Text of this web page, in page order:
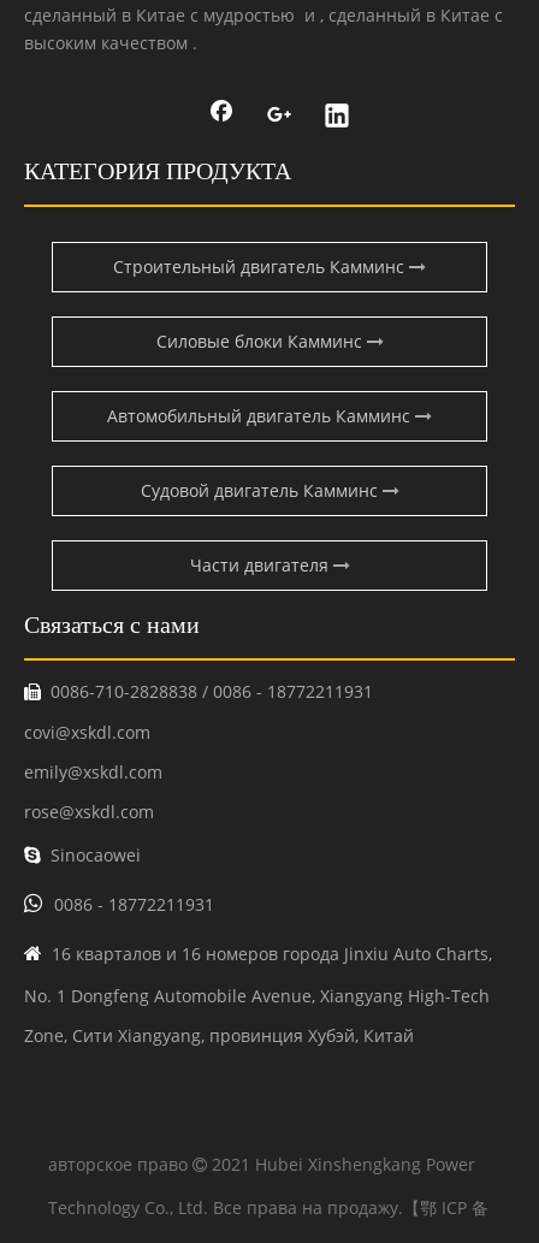
сделанный в Китае с мудростью и , сделанный в Китае с
высоким качеством .
КАТЕГОРИЯ ПРОДУКТА
Строительный двигатель Камминс
Силовые блоки Камминс
Автомобильный двигатель Камминс
Судовой двигатель Камминс
Части двигателя
Связаться с нами
 0086-710-2828838 / 0086 - 18772211931
covi@xskdl.com
emily@xskdl.com
rose@xskdl.com
 Sinocaowei
 0086 - 18772211931
 16 кварталов и 16 номеров города Jinxiu Auto Charts,
No. 1 Dongfeng Automobile Avenue, Xiangyang High-Tech
Zone, Сити Xiangyang, провинция Хубэй, Китай
авторское право  2021 Hubei Xinshengkang Power
Technology Co., Ltd. Все права на продажу. 【鄂 ICP 备